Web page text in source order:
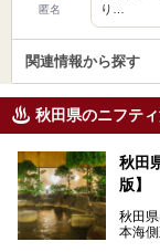
匿名
り…
関連情報から探す
秋田県のニフテ
秋田
版】
秋田
本海